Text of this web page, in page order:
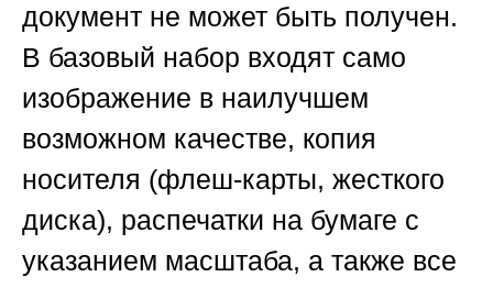
документ не может быть получен.
В базовый набор входят само
изображение в наилучшем
возможном качестве, копия
носителя (флеш-карты, жесткого
диска), распечатки на бумаге с
указанием масштаба, а также все